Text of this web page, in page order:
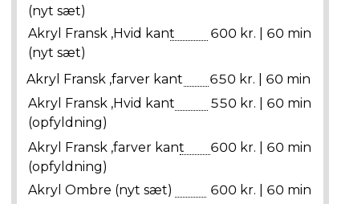
(nyt sæt)
Akryl Fransk ,Hvid kant
(nyt sæt)
600 kr. | 60 min
Akryl Fransk ,Hvid kant
(opfyldning)
550 kr. | 60 min
Akryl Fransk ,farver kant 650 kr. | 60 min
Akryl Fransk ,farver kant
(opfyldning)
600 kr. | 60 min
Akryl Ombre (nyt sæt)
600 kr. | 60 min